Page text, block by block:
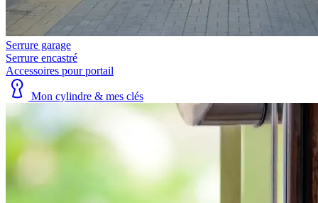
Serrure garage
Serrure encastré
Accessoires pour portail
Mon cylindre & mes clés